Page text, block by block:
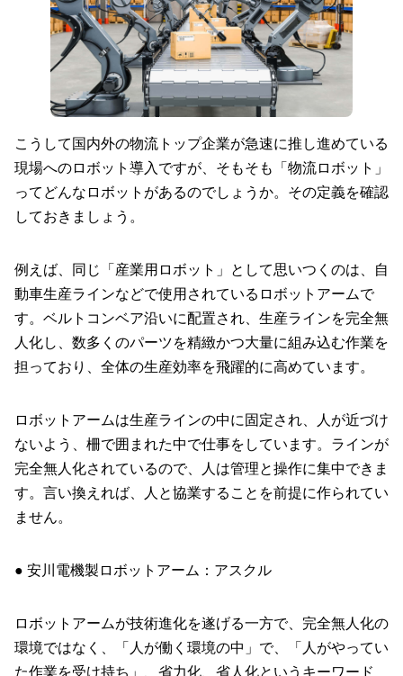
こうして国内外の物流トップ企業が急速に推し進めている
現場へのロボット導入ですが、そもそも「物流ロボット」
ってどんなロボットがあるのでしょうか。その定義を確認
しておきましょう。
例えば、同じ「産業用ロボット」として思いつくのは、自
動車生産ラインなどで使用されているロボットアームで
す。ベルトコンベア沿いに配置され、生産ラインを完全無
人化し、数多くのパーツを精緻かつ大量に組み込む作業を
担っており、全体の生産効率を飛躍的に高めています。
ロボットアームは生産ラインの中に固定され、人が近づけ
ないよう、柵で囲まれた中で仕事をしています。ラインが
完全無人化されているので、人は管理と操作に集中できま
す。言い換えれば、人と協業することを前提に作られてい
ません。
● 安川電機製ロボットアーム：アスクル
ロボットアームが技術進化を遂げる一方で、完全無人化の
環境ではなく、「人が働く環境の中」で、「人がやってい
た作業を受け持ち」、省力化、省人化というキーワード